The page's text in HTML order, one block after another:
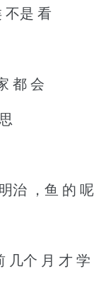
不是 看
都 会
治 ，鱼 的 呢
几个 月 才 学